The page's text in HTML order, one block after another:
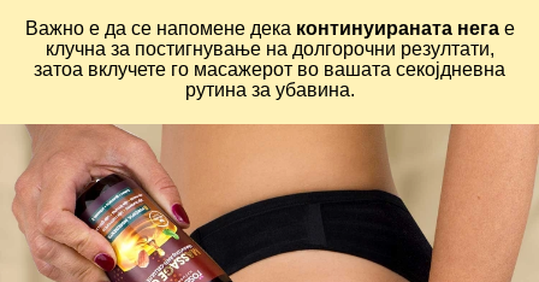
Важно е да се напомене дека континуираната негае
клучна за постигнување на долгорочни резултати,
затоа вклучете го масажерот во вашата секојдневна
рутина за убавина.